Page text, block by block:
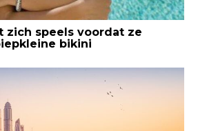
zich speels voordat ze
bikini